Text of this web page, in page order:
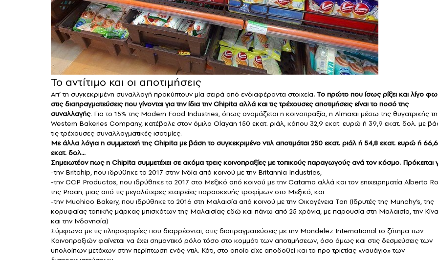
Το αντίτιμο και οι αποτιμήσεις
Απ’ τη συγκεκριμένη συναλλαγή προκύπτουν μία σειρά από ενδιαφέροντα στοιχεία. Το πρώτο που ίσως ρίξει και λίγο
στις διαπραγματεύσεις που γίνονται για την ίδια την Chipita αλλά και τις τρέχουσες αποτιμήσεις είναι το ποσό της
συναλλαγής. Για το 15% της Modern Food Industries, όπως ονομάζεται η κοινοπραξία, η Almarai μέσω της θυγατρικής
Western Bakeries Company, κατέβαλε στον όμιλο Olayan 150 εκατ. ριάλ, κάπου 32,9 εκατ. ευρώ ή 39,9 εκατ. δολ. με
τις τρέχουσες συναλλαγματικές ισοτιμίες.
Με άλλα λόγια η συμμετοχή της Chipita με βάση το συγκεκριμένο ντιλ αποτιμάται 250 εκατ. ριάλ ή 54,8 εκατ. ευρώ ή 66,6
εκατ. δολ…
Σημειωτέον πως η Chipita συμμετέχει σε ακόμα τρεις κοινοπραξίες με τοπικούς παραγωγούς ανά τον κόσμο. Πρόκειται
-την Britchip, που ιδρύθηκε το 2017 στην Ινδία από κοινού με την Britannia Industries,
-την CCP Productos, που ιδρύθηκε το 2017 στο Μεξικό από κοινού με την Catamo αλλά και τον επιχειρηματία Alberto
της Proan, μιας από τις μεγαλύτερες εταιρείες παρασκευής τροφίμων στο Μεξικό, και
-την Muchico Bakery, που ιδρύθηκε το 2016 στη Μαλαισία από κοινού με την Οικογένεια Tan (Ιδρυτές της Munchy’s, της
κορυφαίας τοπικής μάρκας μπισκότων της Μαλαισίας εδώ και πάνω από 25 χρόνια, με παρουσία στη Μαλαισία, την Κίνα
και την Ινδονησία)
Σύμφωνα με τις πληροφορίες που διαρρέονται, στις διαπραγματεύσεις με την Mondelez International το ζήτημα των
Κοινοπραξιών φαίνεται να έχει σημαντικό ρόλο τόσο στο κομμάτι των αποτιμήσεων, όσο όμως και στις δεσμεύσεις των
υπολοίπων μετόχων στην περίπτωση ενός ντιλ. Κάτι, στο οποίο είχε αποδοθεί και το προ τριετίας «ναυάγιο» των